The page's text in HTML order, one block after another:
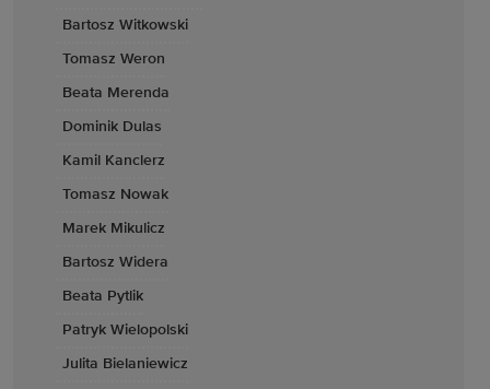
Bartosz Witkowski
Tomasz Weron
Beata Merenda
Dominik Dulas
Kamil Kanclerz
Tomasz Nowak
Marek Mikulicz
Bartosz Widera
Beata Pytlik
Patryk Wielopolski
Julita Bielaniewicz